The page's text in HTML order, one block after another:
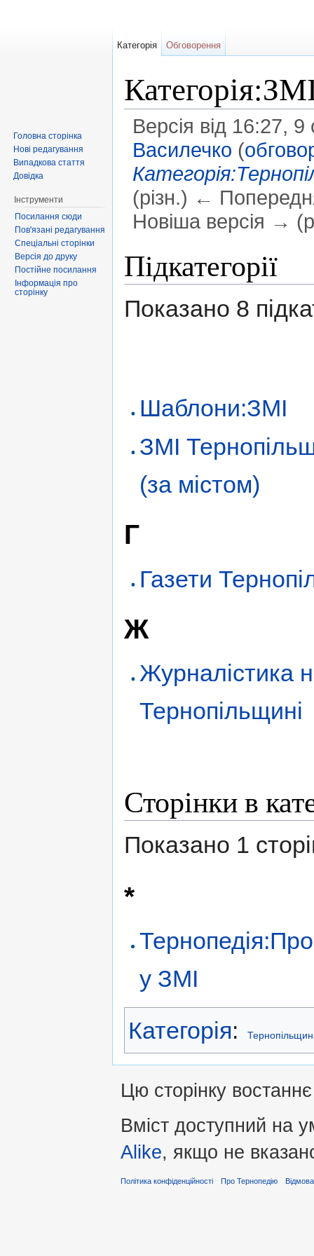
Версія від 16:27,
Василечко (
(різн.) ←
Новіша версія →
Підкатегорії
Показано 8
Шаблони:ЗМІ
ЗМІ
(за містом)
Г
Газети
Ж
Журналістика
Тернопільщині
Сторінки в
Показано 1
*
у ЗМІ
Категорія:
Категорія Обговорення
Головна сторінка
Нові редагування
Випадкова стаття
Довідка
Інструменти
Посилання сюди
Пов'язані редагування
Спеціальні сторінки
Версія до друку
Постійне посилання
Інформація про
сторінку
Цю сторінку
Вміст доступний на
Alike, якщо не
Політика конфіденційності Про Тернопедію Відмова